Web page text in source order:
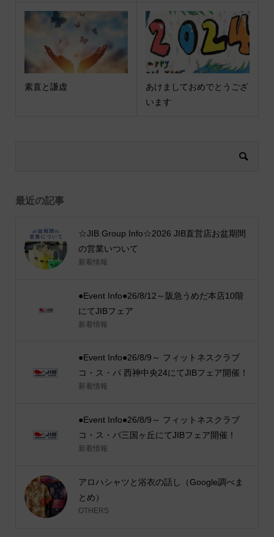
素直と謙虚
あけましておめでとうござ
います
最近の記事
☆JIB Group Info☆2026 JIB直営店お盆期間
の営業いついて
新着情報
●Event Info●26/8/12～阪急うめだ本店10階
にてJIBフェア
新着情報
●Event Info●26/8/9～ フィットネスクラブ
コ・ス・パ 西神中央24にてJIBフェア開催！
新着情報
●Event Info●26/8/9～ フィットネスクラブ
コ・ス・パ三国ヶ丘にてJIBフェア開催！
新着情報
アロハシャツと浴衣の話し（Google調べま
とめ）
OTHERS